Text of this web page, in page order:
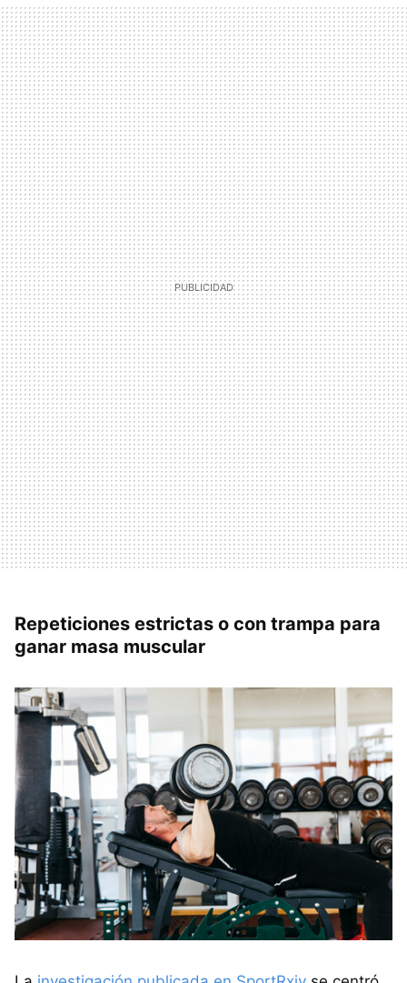
Repeticiones estrictas o con trampa para
ganar masa muscular